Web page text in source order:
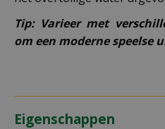
Tip: Varieer met
om een moderne speelse
Eigenschappen